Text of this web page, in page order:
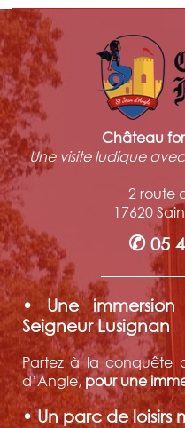
Château
Une visite ludique
2 route
17620
✆ 05
• Une
Seigneur Lusignan
Partez à la conquête
d’Angle, pour une
• Un parc de loisirs